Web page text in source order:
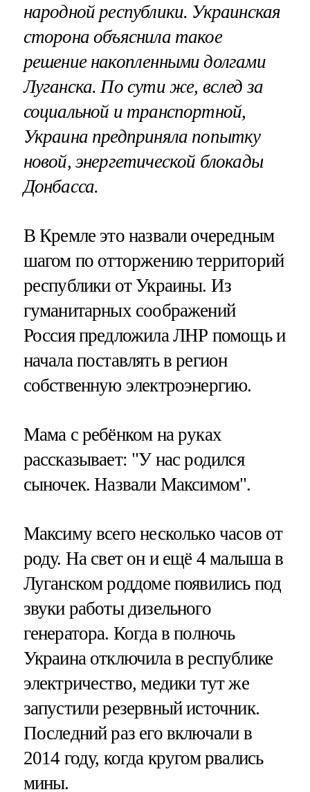
народной республики. Украинская
сторона объяснила такое
решение накопленными долгами
Луганска. По сути же, вслед за
социальной и транспортной,
Украина предприняла попытку
новой, энергетической блокады
Донбасса.
В Кремле это назвали очередным
шагом по отторжению территорий
республики от Украины. Из
гуманитарных соображений
Россия предложила ЛНР помощь и
начала поставлять в регион
собственную электроэнергию.
Мама с ребёнком на руках
рассказывает: "У нас родился
сыночек. Назвали Максимом".
Максиму всего несколько часов от
роду. На свет он и ещё 4 малыша в
Луганском роддоме появились под
звуки работы дизельного
генератора. Когда в полночь
Украина отключила в республике
электричество, медики тут же
запустили резервный источник.
Последний раз его включали в
2014 году, когда кругом рвались
мины.